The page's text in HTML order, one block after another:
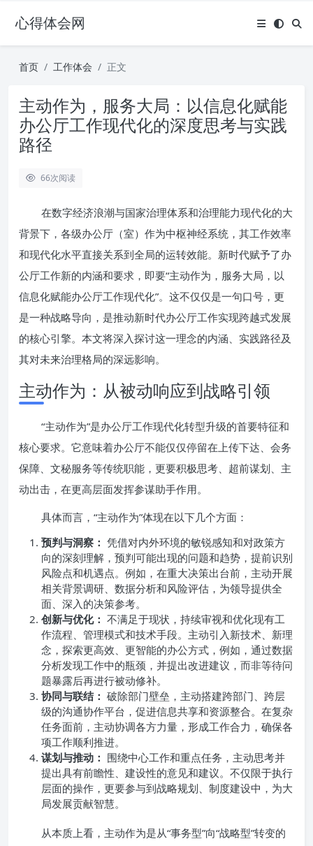
心得体会网
首页 工作体会 正文
主动作为，服务大局：以信息化赋能
办公厅工作现代化的深度思考与实践
路径
66次阅读
在数字经济浪潮与国家治理体系和治理能力现代化的大
背景下，各级办公厅（室）作为中枢神经系统，其工作效率
和现代化水平直接关系到全局的运转效能。新时代赋予了办
公厅工作新的内涵和要求，即要“主动作为，服务大局，以
信息化赋能办公厅工作现代化”。这不仅仅是一句口号，更
是一种战略导向，是推动新时代办公厅工作实现跨越式发展
的核心引擎。本文将深入探讨这一理念的内涵、实践路径及
其对未来治理格局的深远影响。
主动作为：从被动响应到战略引领
“主动作为”是办公厅工作现代化转型升级的首要特征和
核心要求。它意味着办公厅不能仅仅停留在上传下达、会务
保障、文秘服务等传统职能，更要积极思考、超前谋划、主
动出击，在更高层面发挥参谋助手作用。
具体而言，“主动作为”体现在以下几个方面：
预判与洞察： 凭借对内外环境的敏锐感知和对政策方
向的深刻理解，预判可能出现的问题和趋势，提前识别
风险点和机遇点。例如，在重大决策出台前，主动开展
相关背景调研、数据分析和风险评估，为领导提供全
面、深入的决策参考。
创新与优化： 不满足于现状，持续审视和优化现有工
作流程、管理模式和技术手段。主动引入新技术、新理
念，探索更高效、更智能的办公方式，例如，通过数据
分析发现工作中的瓶颈，并提出改进建议，而非等待问
题暴露后再进行被动修补。
协同与联结： 破除部门壁垒，主动搭建跨部门、跨层
级的沟通协作平台，促进信息共享和资源整合。在复杂
任务面前，主动协调各方力量，形成工作合力，确保各
项工作顺利推进。
谋划与推动： 围绕中心工作和重点任务，主动思考并
提出具有前瞻性、建设性的意见和建议。不仅限于执行
层面的操作，更要参与到战略规划、制度建设中，为大
局发展贡献智慧。
从本质上看，主动作为是从“事务型”向“战略型”转变的